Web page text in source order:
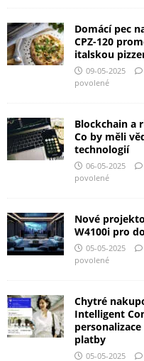
Domácí pec
CPZ-120
italskou
09-05-2025
povolené
Blockchain a
Co by měli
technologií
06-05-2025
povolené
Nové
W4100i pro
05-05-2025
povolené
Chytré
Intelligent
platby
05-05-2025